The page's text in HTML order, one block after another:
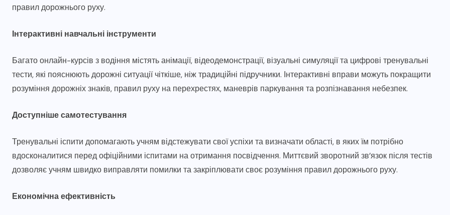
правил дорожнього руху.
Інтерактивні навчальні інструменти
Багато онлайн-курсів з водіння містять анімації, відеодемонстрації, візуальні симуляції та цифрові тренувальні
тести, які пояснюють дорожні ситуації чіткіше, ніж традиційні підручники. Інтерактивні вправи можуть покращити
розуміння дорожніх знаків, правил руху на перехрестях, маневрів паркування та розпізнавання небезпек.
Доступніше самотестування
Тренувальні іспити допомагають учням відстежувати свої успіхи та визначати області, в яких їм потрібно
вдосконалитися перед офіційними іспитами на отримання посвідчення. Миттєвий зворотний зв’язок після тестів
дозволяє учням швидко виправляти помилки та закріплювати своє розуміння правил дорожнього руху.
Економічна ефективність
КОРИСНА ІНФОРМАЦІЯ
Топ-5 схем зливу пального
водіями та як датчики рівня
пального їх виявляють